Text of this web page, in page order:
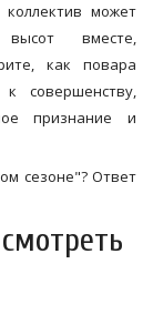
может
вместе,
как повара
совершенству,
признание и
сезоне"? Ответ